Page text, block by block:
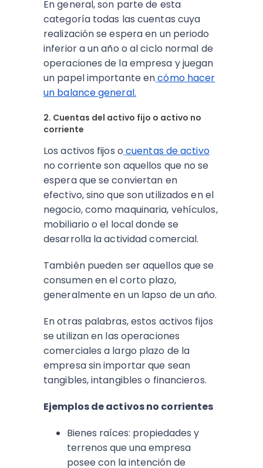
En general, son parte de esta
categoría todas las cuentas cuya
realización se espera en un periodo
inferior a un año o al ciclo normal de
operaciones de la empresa y juegan
un papel importante encómo hacer
un balance general.
2. Cuentas del activo fijo o activo no
corriente
Los activos fijos o cuentas de activo
no corriente son aquellos que no se
espera que se conviertan en
efectivo, sino que son utilizados en el
negocio, como maquinaria, vehículos,
mobiliario o el local donde se
desarrolla la actividad comercial.
También pueden ser aquellos que se
consumen en el corto plazo,
generalmente en un lapso de un año.
En otras palabras, estos activos fijos
se utilizan en las operaciones
comerciales a largo plazo de la
empresa sin importar que sean
tangibles, intangibles o financieros.
Ejemplos de activos no corrientes
Bienes raíces: propiedades y
terrenos que una empresa
posee con la intención de